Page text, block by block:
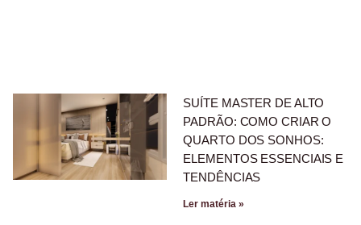
SUÍTE MASTER DE ALTO
PADRÃO: COMO CRIAR O
QUARTO DOS SONHOS:
ELEMENTOS ESSENCIAIS E
TENDÊNCIAS
Ler matéria »